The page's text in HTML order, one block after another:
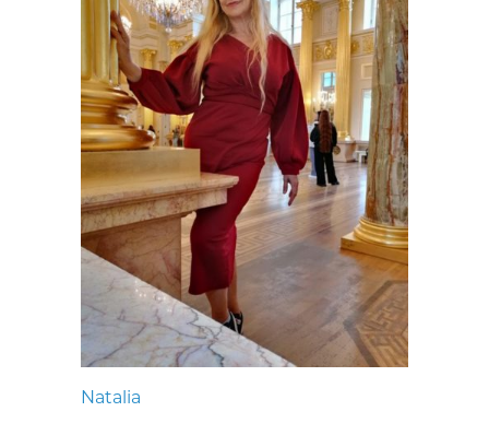
Natalia